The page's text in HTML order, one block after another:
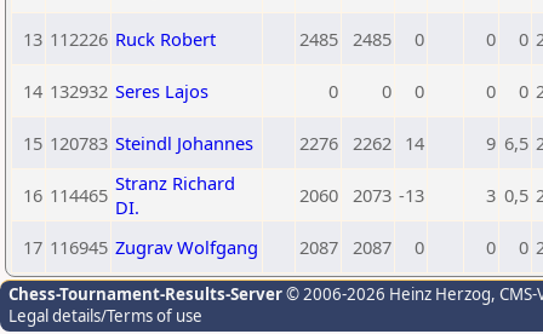
13 112226 Ruck Robert 2485 2485 0 0 0
14 132932 Seres Lajos 0 0 0 0 0
15 120783 Steindl Johannes 2276 2262 14 9 6,5
16 114465 Stranz Richard
DI.
2060 2073 -13 3 0,5
17 116945 Zugrav Wolfgang 2087 2087 0 0 0
Chess-Tournament-Results-Server© 2006-2026 Heinz Herzog,
Legal details/Terms of use